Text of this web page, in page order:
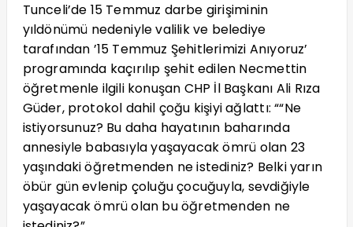
Tunceli’de 15 Temmuz darbe girişiminin
yıldönümü nedeniyle valilik ve belediye
tarafından ’15 Temmuz Şehitlerimizi Anıyoruz’
programında kaçırılıp şehit edilen Necmettin
öğretmenle ilgili konuşan CHP İl Başkanı Ali Rıza
Güder, protokol dahil çoğu kişiyi ağlattı: ““Ne
istiyorsunuz? Bu daha hayatının baharında
annesiyle babasıyla yaşayacak ömrü olan 23
yaşındaki öğretmenden ne istediniz? Belki yarın
öbür gün evlenip çoluğu çocuğuyla, sevdiğiyle
yaşayacak ömrü olan bu öğretmenden ne